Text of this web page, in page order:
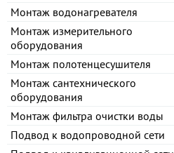
Монтаж водонагревателя
Монтаж измерительного
оборудования
Монтаж полотенцесушителя
Монтаж сантехнического
оборудования
Монтаж фильтра очистки воды
Подвод к водопроводной сети